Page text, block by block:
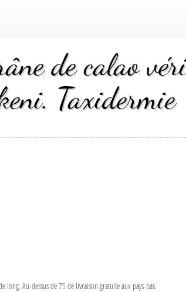
de calao
Taxidermie
long. Au-dessus de 75 de livraison gratuite aux pays-bas.